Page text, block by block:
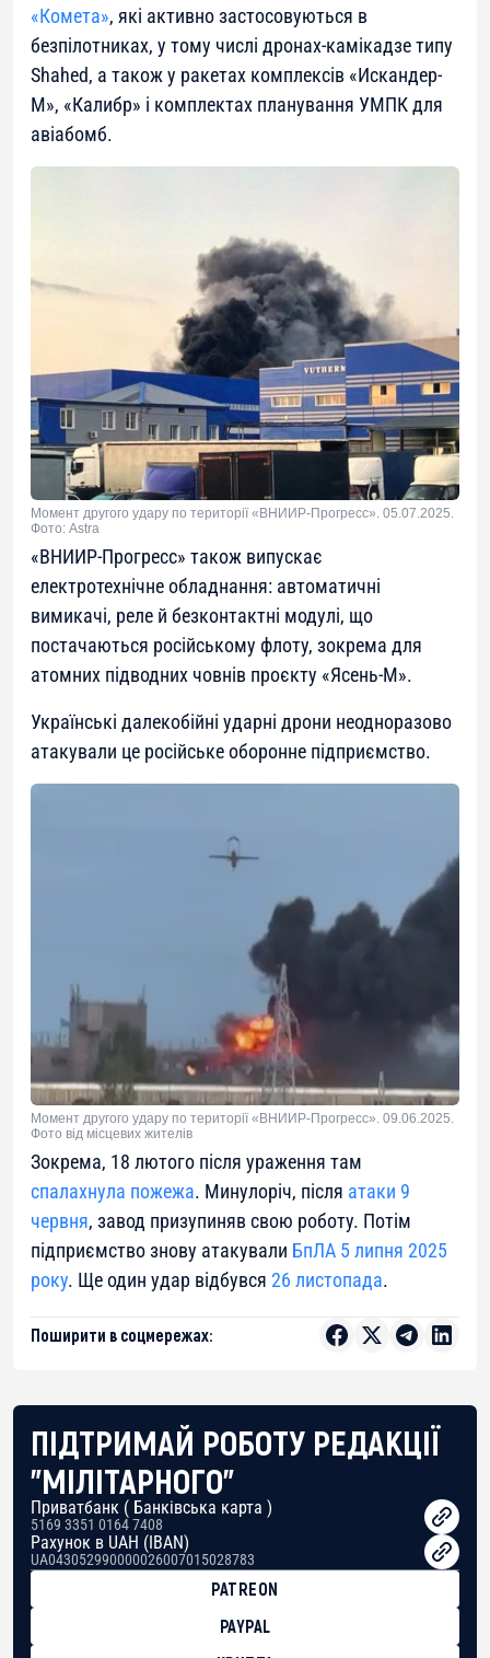
«Комета», які активно застосовуються в
безпілотниках, у тому числі дронах-камікадзе типу
Shahed, а також у ракетах комплексів «Искандер-
М», «Калибр» і комплектах планування УМПК для
авіабомб.
Момент другого удару по території «ВНИИР-Прогресс». 05.07.2025.
Фото: Astra
«ВНИИР-Прогресс» також випускає
електротехнічне обладнання: автоматичні
вимикачі, реле й безконтактні модулі, що
постачаються російському флоту, зокрема для
атомних підводних човнів проєкту «Ясень-М».
Українські далекобійні ударні дрони неодноразово
атакували це російське оборонне підприємство.
Момент другого удару по території «ВНИИР-Прогресс». 09.06.2025.
Фото від місцевих жителів
Зокрема, 18 лютого після ураження там
спалахнула пожежа. Минулоріч, після атаки 9
червня, завод призупиняв свою роботу. Потім
підприємство знову атакували БпЛА 5 липня 2025
року. Ще один удар відбувся 26 листопада.
Поширити в соцмережах:
ПІДТРИМАЙ РОБОТУ РЕДАКЦІЇ
"МІЛІТАРНОГО"
Приватбанк ( Банківська карта )
5169 3351 0164 7408
Рахунок в UAH (IBAN)
UA043052990000026007015028783
PATREON
PAYPAL